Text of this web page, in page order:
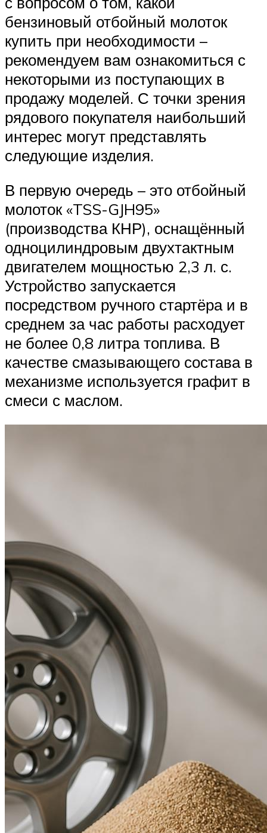
бензиновый отбойный молоток
купить при необходимости –
рекомендуем вам ознакомиться с
некоторыми из поступающих в
продажу моделей. С точки зрения
рядового покупателя наибольший
интерес могут представлять
следующие изделия.
В первую очередь – это отбойный
молоток «TSS-GJH95»
(производства КНР), оснащённый
одноцилиндровым двухтактным
двигателем мощностью 2,3 л. с.
Устройство запускается
посредством ручного стартёра и в
среднем за час работы расходует
не более 0,8 литра топлива. В
качестве смазывающего состава в
механизме используется графит в
смеси с маслом.